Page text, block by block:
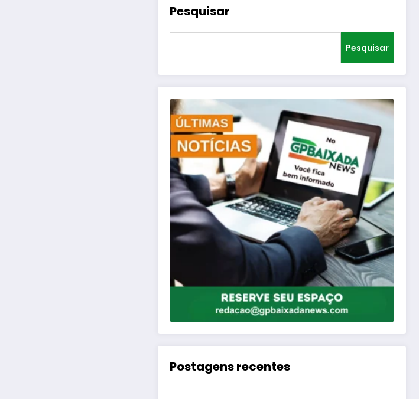
Pesquisar
Pesquisar
Postagens recentes